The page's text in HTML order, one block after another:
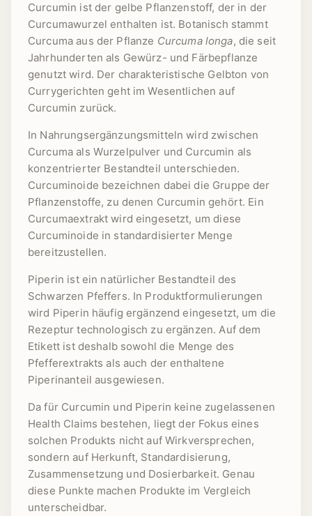
Curcumin ist der gelbe Pflanzenstoff, der in der
Curcumawurzel enthalten ist. Botanisch stammt
Curcuma aus der Pflanze Curcuma longa, die seit
Jahrhunderten als Gewürz- und Färbepflanze
genutzt wird. Der charakteristische Gelbton von
Currygerichten geht im Wesentlichen auf
Curcumin zurück.
In Nahrungsergänzungsmitteln wird zwischen
Curcuma als Wurzelpulver und Curcumin als
konzentrierter Bestandteil unterschieden.
Curcuminoide bezeichnen dabei die Gruppe der
Pflanzenstoffe, zu denen Curcumin gehört. Ein
Curcumaextrakt wird eingesetzt, um diese
Curcuminoide in standardisierter Menge
bereitzustellen.
Piperin ist ein natürlicher Bestandteil des
Schwarzen Pfeffers. In Produktformulierungen
wird Piperin häufig ergänzend eingesetzt, um die
Rezeptur technologisch zu ergänzen. Auf dem
Etikett ist deshalb sowohl die Menge des
Pfefferextrakts als auch der enthaltene
Piperinanteil ausgewiesen.
Da für Curcumin und Piperin keine zugelassenen
Health Claims bestehen, liegt der Fokus eines
solchen Produkts nicht auf Wirkversprechen,
sondern auf Herkunft, Standardisierung,
Zusammensetzung und Dosierbarkeit. Genau
diese Punkte machen Produkte im Vergleich
unterscheidbar.